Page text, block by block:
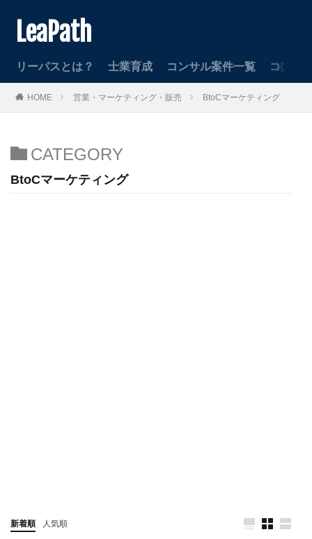
LeaPath
リーパスとは？ 士業育成 コンサル案件一覧 コンサ
HOME 営業・マーケティング・販売 BtoCマーケティング
CATEGORY
BtoCマーケティング
新着順 人気順